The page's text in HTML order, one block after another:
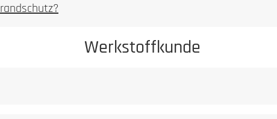
Werkstoffkunde